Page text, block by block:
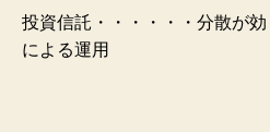
投資信託・・・・・・分散が
による運用